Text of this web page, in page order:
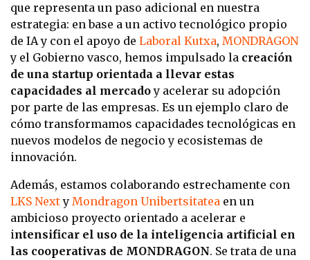
que representa un paso adicional en nuestra
estrategia: en base a un activo tecnológico propio
de IA y con el apoyo de Laboral Kutxa, MONDRAGON
y el Gobierno vasco, hemos impulsado la creación
de una startup orientada a llevar estas
capacidades al mercadoy acelerar su adopción
por parte de las empresas. Es un ejemplo claro de
cómo transformamos capacidades tecnológicas en
nuevos modelos de negocio y ecosistemas de
innovación.
Además, estamos colaborando estrechamente con
LKS Nexty Mondragon Unibertsitatea en un
ambicioso proyecto orientado a acelerar e
intensificar el uso de la inteligencia artificial en
las cooperativas de MONDRAGON. Se trata de una